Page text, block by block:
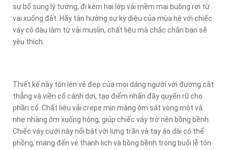
sự bổ sung lý tưởng, đi kèm hai lớp vải mềm mại buông rơi từ
vai xuống đất. Hãy tận hưởng sự kỳ diệu của mùa hè với chiếc
váy cô dâu làm từ vải muslin, chất liệu mà chắc chắn bạn sẽ
yêu thích.
Thiết kế này tôn lên vẻ đẹp của mọi dáng người với đường cắt
thẳng và viền cổ cánh dơi, tạo điểm nhấn đầy quyến rũ cho
phần cổ. Chất liệu vải crepe mịn màng ôm sát vòng một và
nhẹ nhàng ôm xuống hông, giúp chiếc váy trở nên bồng bềnh.
Chiếc váy cưới này nổi bật với lưng trần và tay áo dài có thể
phồng, mang đến vẻ thanh lịch và bồng bềnh trong buổi lễ tôn